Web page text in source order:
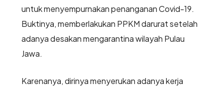
untuk menyempurnakan penanganan Covid-19.
Buktinya, memberlakukan PPKM darurat setelah
adanya desakan mengarantina wilayah Pulau
Jawa.
Karenanya, dirinya menyerukan adanya kerja